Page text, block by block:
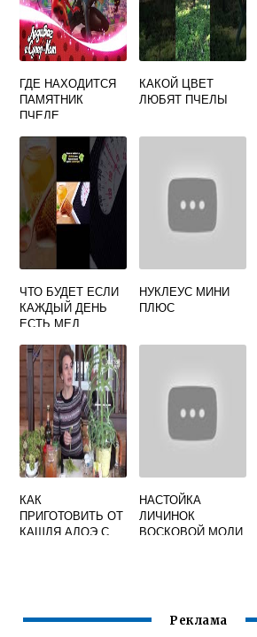
ГДЕ НАХОДИТСЯ
ПАМЯТНИК
ПЧЕЛЕ
КАКОЙ ЦВЕТ
ЛЮБЯТ ПЧЕЛЫ
ЧТО БУДЕТ ЕСЛИ
КАЖДЫЙ ДЕНЬ
ЕСТЬ МЕД
НУКЛЕУС МИНИ
ПЛЮС
КАК
ПРИГОТОВИТЬ ОТ
КАШЛЯ АЛОЭ С
НАСТОЙКА
ЛИЧИНОК
ВОСКОВОЙ МОЛИ
Реклама